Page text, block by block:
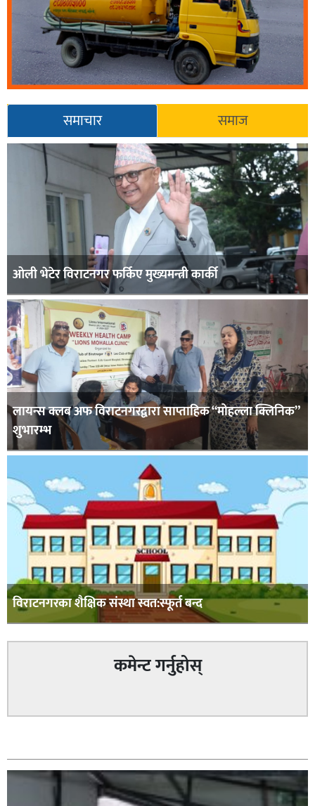
समाचार समाज
ओली भेटेर विराटनगर फर्किए मुख्यमन्त्री कार्की
लायन्स क्लब अफ विराटनगरद्वारा साप्ताहिक “मोहल्ला क्लिनिक”
शुभारम्भ
विराटनगरका शैक्षिक संस्था स्वत:स्फूर्त बन्द
कमेन्ट गर्नुहोस्